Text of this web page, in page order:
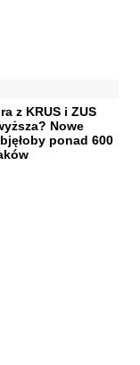
z KRUS i ZUS
Nowe
ponad 600